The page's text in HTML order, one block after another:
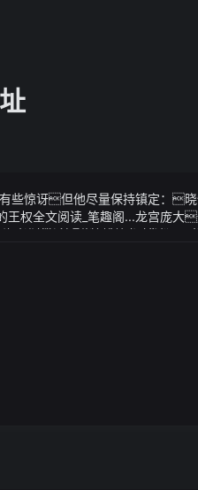
有些惊讶但他尽量保持镇定：
权全文阅读_笔趣阁...龙宫庞大
老祖的杀招来趁势给龙宫狠狠一
：全面屏 背部画屏设计2017-1
柘曾在微博透露魅族全新的旗舰
有可能就是 mx7日前微博网友
面屏设计并且屏占比非常高
设计据此前曝光的消息显示魅
1200 万像素镜头（索尼
女儿说出那个残酷的事实
费和代理服务费合计2.4万元左右